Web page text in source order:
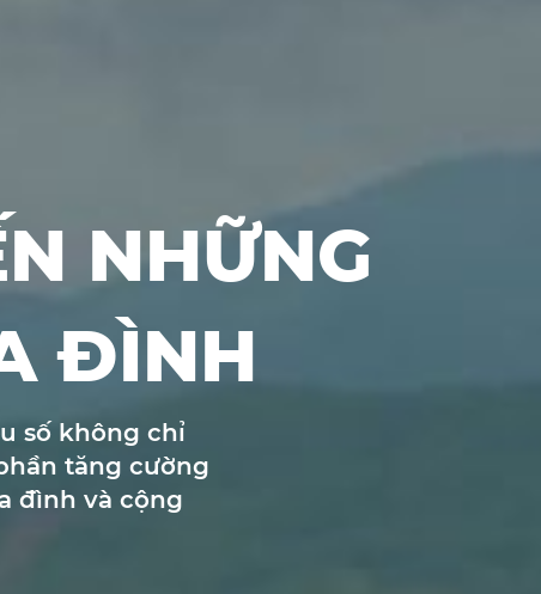
NHỮNG
ĐÌNH
số không chỉ
tăng cường
đình và cộng